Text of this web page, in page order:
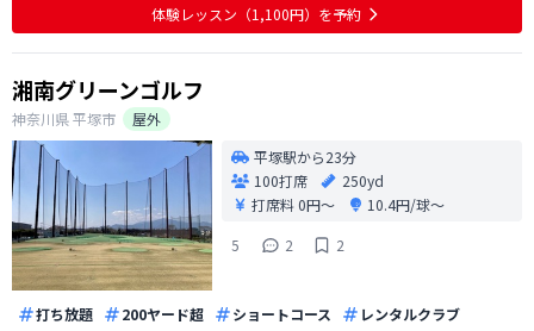
体験レッスン（1,100円）を予約
湘南グリーンゴルフ
神奈川県平塚市
屋外
平塚駅から23分
100打席
250yd
打席料0円〜
10.4円/球〜
5
2 2
打ち放題 200ヤード超 ショートコース
レンタルクラブ